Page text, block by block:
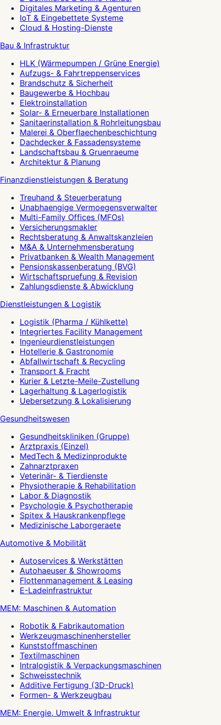
Digitales Marketing & Agenturen
IoT & Eingebettete Systeme
Cloud & Hosting-Dienste
Bau & Infrastruktur
HLK (Wärmepumpen / Grüne Energie)
Aufzugs- & Fahrtreppenservices
Brandschutz & Sicherheit
Baugewerbe & Hochbau
Elektroinstallation
Solar- & Erneuerbare Installationen
Sanitaerinstallation & Rohrleitungsbau
Malerei & Oberflaechenbeschichtung
Dachdecker & Fassadensysteme
Landschaftsbau & Gruenraeume
Architektur & Planung
Finanzdienstleistungen & Beratung
Treuhand & Steuerberatung
Unabhaengige Vermoegensverwalter
Multi-Family Offices (MFOs)
Versicherungsmakler
Rechtsberatung & Anwaltskanzleien
M&A & Unternehmensberatung
Privatbanken & Wealth Management
Pensionskassenberatung (BVG)
Wirtschaftspruefung & Revision
Zahlungsdienste & Abwicklung
Dienstleistungen & Logistik
Logistik (Pharma / Kühlkette)
Integriertes Facility Management
Ingenieurdienstleistungen
Hotellerie & Gastronomie
Abfallwirtschaft & Recycling
Transport & Fracht
Kurier & Letzte-Meile-Zustellung
Lagerhaltung & Lagerlogistik
Uebersetzung & Lokalisierung
Gesundheitswesen
Gesundheitskliniken (Gruppe)
Arztpraxis (Einzel)
MedTech & Medizinprodukte
Zahnarztpraxen
Veterinär- & Tierdienste
Physiotherapie & Rehabilitation
Labor & Diagnostik
Psychologie & Psychotherapie
Spitex & Hauskrankenpflege
Medizinische Laborgeraete
Automotive & Mobilität
Autoservices & Werkstätten
Autohaeuser & Showrooms
Flottenmanagement & Leasing
E-Ladeinfrastruktur
MEM: Maschinen & Automation
Robotik & Fabrikautomation
Werkzeugmaschinenhersteller
Kunststoffmaschinen
Textilmaschinen
Intralogistik & Verpackungsmaschinen
Schweisstechnik
Additive Fertigung (3D-Druck)
Formen- & Werkzeugbau
MEM: Energie, Umwelt & Infrastruktur